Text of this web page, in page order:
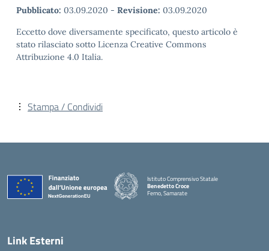
Pubblicato: 03.09.2020 - Revisione: 03.09.2020
Eccetto dove diversamente specificato, questo articolo è
stato rilasciato sotto Licenza Creative Commons
Attribuzione 4.0 Italia.
Stampa / Condividi
Istituto Comprensivo Statale
Benedetto Croce
Ferno, Samarate
Link Esterni